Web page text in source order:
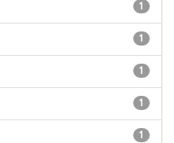
1
1
1
1
1